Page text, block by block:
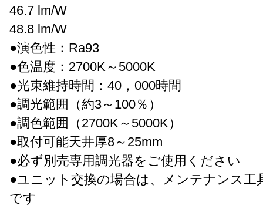
46.7 lm/W
48.8 lm/W
●演色性：Ra93
●色温度：2700K～5000K
●光束維持時間：40，000時間
●調光範囲（約3～100％）
●調色範囲（2700K～5000K）
●取付可能天井厚8～25mm
●必ず別売専用調光器をご使用ください
●ユニット交換の場合は、メンテナンス工
です